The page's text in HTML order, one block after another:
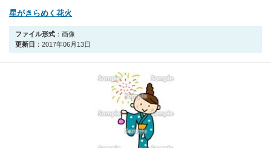
星がきらめく花火
ファイル形式 ：画像
更新日 ：2017年06月13日